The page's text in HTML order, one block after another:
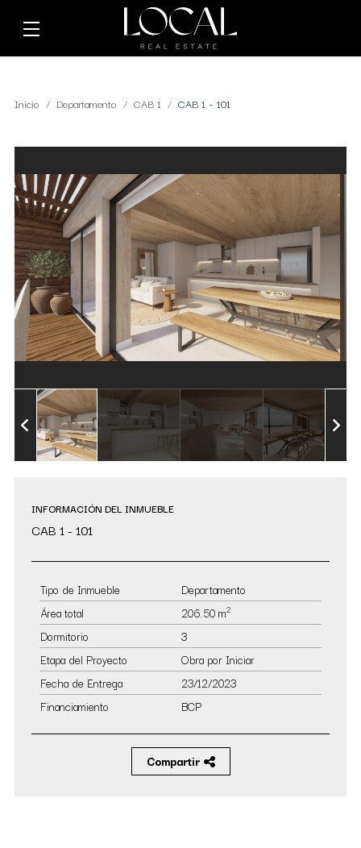
Inicio Departamento CAB 1 CAB 1 – 101
INFORMACIÓN DEL INMUEBLE
CAB 1 - 101
Tipo de Inmueble
Departamento
Área total
206.50 m2
Dormitorio
3
Etapa del Proyecto
Obra por Iniciar
Fecha de Entrega
23/12/2023
Financiamiento
BCP
Compartir